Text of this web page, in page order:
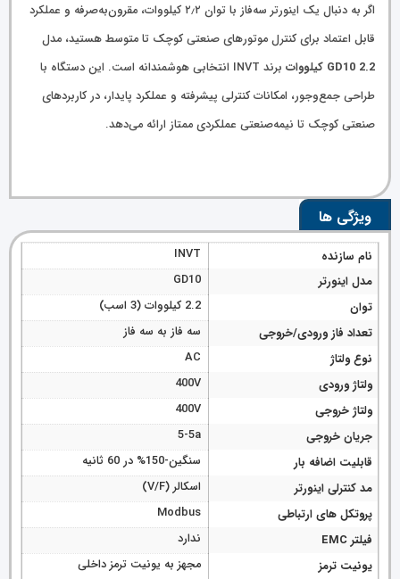
اگر به دنبال یک اینورتر سه‌فاز با توان ۲٫۲ کیلووات، مقرون‌به‌صرفه و عملکرد
قابل اعتماد برای کنترل موتورهای صنعتی کوچک تا متوسط هستید، مدل
GD10 2.2 کیلووات
برند INVT انتخابی هوشمندانه است. این دستگاه با
طراحی جمع‌وجور، امکانات کنترلی پیشرفته و عملکرد پایدار، در کاربردهای
صنعتی کوچک تا نیمه‌صنعتی عملکردی ممتاز ارائه می‌دهد.
ویژگی ها
نام سازنده
INVT
مدل اینورتر
GD10
توان
2.2 کیلووات (3 اسب)
تعداد فاز ورودی/خروجی
سه فاز به سه فاز
نوع ولتاژ
AC
ولتاژ ورودی
400V
ولتاژ خروجی
400V
جریان خروجی
5-5a
قابلیت اضافه بار
سنگین-150% در 60 ثانیه
مد کنترلی اینورتر
اسکالر (V/F)
پروتکل های ارتباطی
Modbus
فیلتر EMC
ندارد
یونیت ترمز
مجهز به یونیت ترمز داخلی